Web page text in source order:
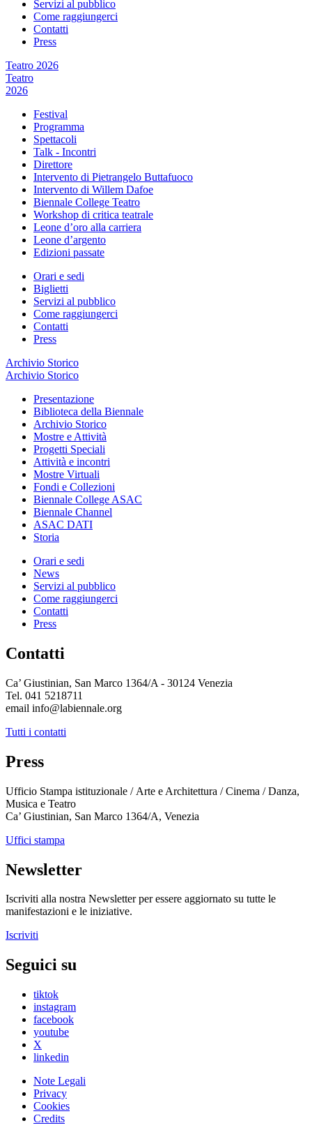
Servizi al pubblico
Come raggiungerci
Contatti
Press
Teatro 2026
Teatro
2026
Festival
Programma
Spettacoli
Talk - Incontri
Direttore
Intervento di Pietrangelo Buttafuoco
Intervento di Willem Dafoe
Biennale College Teatro
Workshop di critica teatrale
Leone d’oro alla carriera
Leone d’argento
Edizioni passate
Orari e sedi
Biglietti
Servizi al pubblico
Come raggiungerci
Contatti
Press
Archivio Storico
Archivio Storico
Presentazione
Biblioteca della Biennale
Archivio Storico
Mostre e Attività
Progetti Speciali
Attività e incontri
Mostre Virtuali
Fondi e Collezioni
Biennale College ASAC
Biennale Channel
ASAC DATI
Storia
Orari e sedi
News
Servizi al pubblico
Come raggiungerci
Contatti
Press
Contatti
Ca’ Giustinian, San Marco 1364/A - 30124 Venezia
Tel. 041 5218711
email info@labiennale.org
Tutti i contatti
Press
Ufficio Stampa istituzionale / Arte e Architettura / Cinema / Danza,
Musica e Teatro
Ca’ Giustinian, San Marco 1364/A, Venezia
Uffici stampa
Newsletter
Iscriviti alla nostra Newsletter per essere aggiornato su tutte le
manifestazioni e le iniziative.
Iscriviti
Seguici su
tiktok
instagram
facebook
youtube
X
linkedin
Note Legali
Privacy
Cookies
Credits